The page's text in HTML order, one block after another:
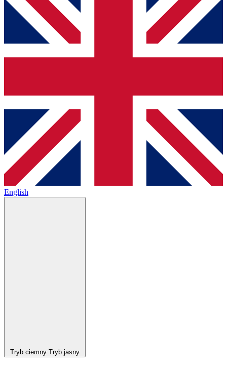
English
Tryb ciemny Tryb jasny